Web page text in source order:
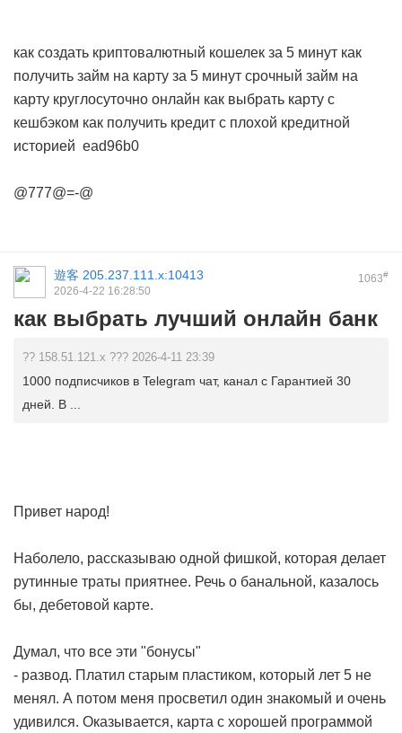
как создать криптовалютный кошелек за 5 минут как
получить займ на карту за 5 минут срочный займ на
карту круглосуточно онлайн как выбрать карту с
кешбэком как получить кредит с плохой кредитной
историей ead96b0
@777@=-@
1063#
遊客 205.237.111.x:10413
2026-4-22 16:28:50
как выбрать лучший онлайн банк
?? 158.51.121.x ??? 2026-4-11 23:39
1000 подписчиков в Telegram чат, канал с Гарантией 30
дней. В ...
Привет народ!
Наболело, рассказываю одной фишкой, которая делает
рутинные траты приятнее. Речь о банальной, казалось
бы, дебетовой карте.
Думал, что все эти "бонусы"
- развод. Платил старым пластиком, который лет 5 не
менял. А потом меня просветил один знакомый и очень
удивился. Оказывается, карта с хорошей программой